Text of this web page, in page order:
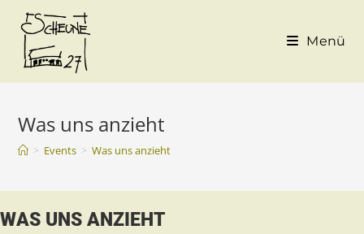
Menü
Was uns anzieht
> Events > Was uns anzieht
WAS UNS ANZIEHT